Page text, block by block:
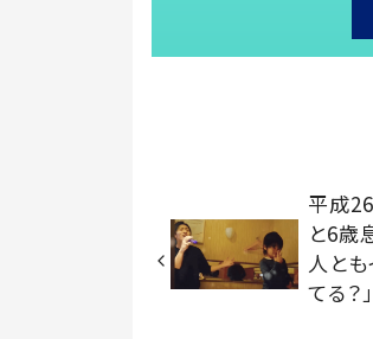
平成
と6歳
人とも
てる？